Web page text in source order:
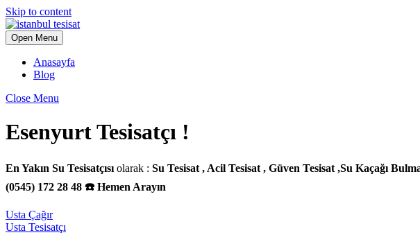
Skip to content
Open Menu
Anasayfa
Blog
Close Menu
Esenyurt Tesisatçı !
En Yakın Su Tesisatçısı olarak : Su Tesisat , Acil Tesisat , Güven Tesisat ,Su Kaçağı
(0545) 172 28 48 ☎️ Hemen Arayın
Usta Çağır
Usta Tesisatçı